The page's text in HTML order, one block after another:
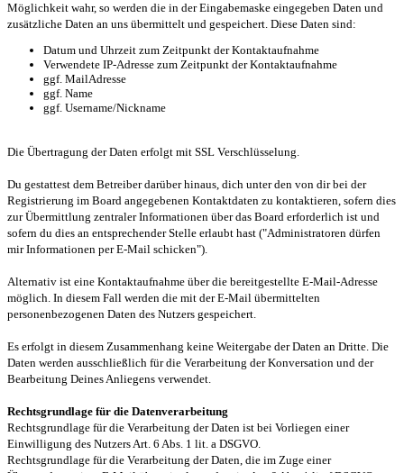
Möglichkeit wahr, so werden die in der Eingabemaske eingegeben Daten und
zusätzliche Daten an uns übermittelt und gespeichert. Diese Daten sind:
Datum und Uhrzeit zum Zeitpunkt der Kontaktaufnahme
Verwendete IP-Adresse zum Zeitpunkt der Kontaktaufnahme
ggf. MailAdresse
ggf. Name
ggf. Username/Nickname
Die Übertragung der Daten erfolgt mit SSL Verschlüsselung.
Du gestattest dem Betreiber darüber hinaus, dich unter den von dir bei der
Registrierung im Board angegebenen Kontaktdaten zu kontaktieren, sofern dies
zur Übermittlung zentraler Informationen über das Board erforderlich ist und
sofern du dies an entsprechender Stelle erlaubt hast ("Administratoren dürfen
mir Informationen per E-Mail schicken").
Alternativ ist eine Kontaktaufnahme über die bereitgestellte E-Mail-Adresse
möglich. In diesem Fall werden die mit der E-Mail übermittelten
personenbezogenen Daten des Nutzers gespeichert.
Es erfolgt in diesem Zusammenhang keine Weitergabe der Daten an Dritte. Die
Daten werden ausschließlich für die Verarbeitung der Konversation und der
Bearbeitung Deines Anliegens verwendet.
Rechtsgrundlage für die Datenverarbeitung
Rechtsgrundlage für die Verarbeitung der Daten ist bei Vorliegen einer
Einwilligung des Nutzers Art. 6 Abs. 1 lit. a DSGVO.
Rechtsgrundlage für die Verarbeitung der Daten, die im Zuge einer